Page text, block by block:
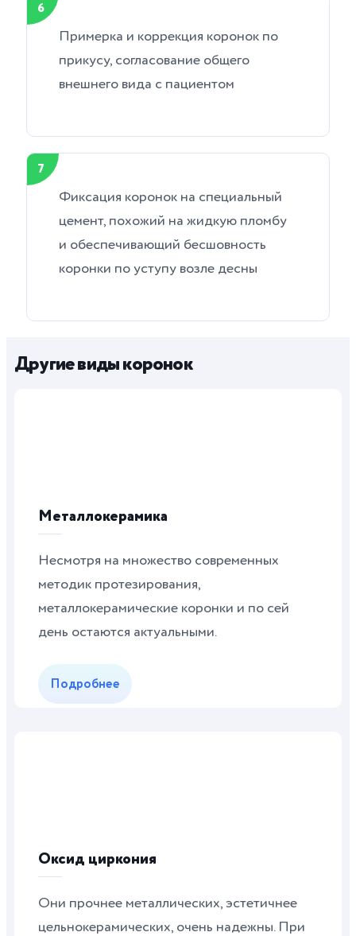
6
Примерка и коррекция коронок по
прикусу, согласование общего
внешнего вида с пациентом
7
Фиксация коронок на специальный
цемент, похожий на жидкую пломбу
и обеспечивающий бесшовность
коронки по уступу возле десны
Другие виды коронок
Металлокерамика
Несмотря на множество современных
методик протезирования,
металлокерамические коронки и по сей
день остаются актуальными.
Подробнее
Оксид циркония
Они прочнее металлических, эстетичнее
цельнокерамических, очень надежны. При